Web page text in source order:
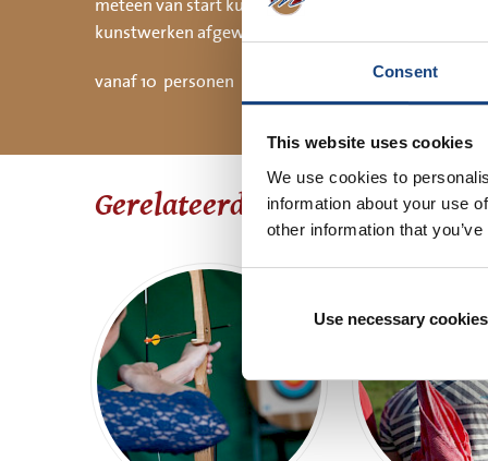
Consent
This website uses cookies
We use cookies to
information about your use
other information that
Use necessary
kunstwerken afgewerkt voor een mooie glans. En
vanaf 10 personen I overige dranken o.b.v.
Gerelateerde arrangementen